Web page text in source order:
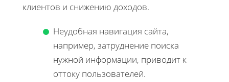
клиентов и снижению доходов.
Неудобная навигация сайта,
например, затруднение поиска
нужной информации, приводит к
оттоку пользователей.